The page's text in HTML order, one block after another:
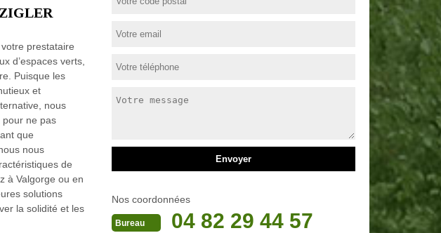
prestataire
d’espaces verts,
Puisque les
et
nous
ne pas
que
nous
de
à Valgorge ou en
solutions
la solidité et les
Nos coordonnées
Bureau 04 82 29 44 57